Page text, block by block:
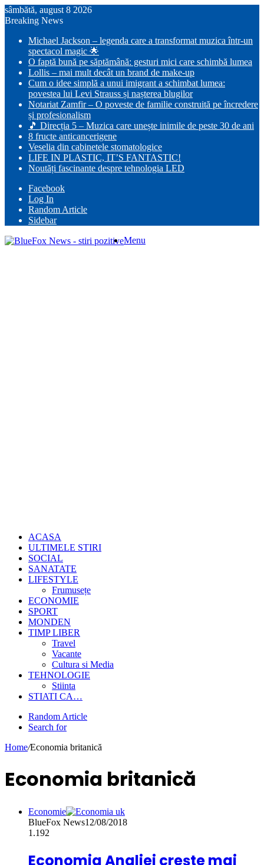
sâmbătă, august 8 2026
Breaking News
Michael Jackson – legenda care a transformat muzica într-un
spectacol magic 🌟
O faptă bună pe săptămână: gesturi mici care schimbă lumea
Lollis – mai mult decât un brand de make-up
Cum o idee simplă a unui imigrant a schimbat lumea:
povestea lui Levi Strauss și nașterea blugilor
Notariat Zamfir – O poveste de familie construită pe încredere
și profesionalism
🎵 Direcția 5 – Muzica care unește inimile de peste 30 de ani
8 fructe anticancerigene
Veselia din cabinetele stomatologice
LIFE IN PLASTIC, IT’S FANTASTIC!
Noutăți fascinante despre tehnologia LED
Facebook
Log In
Random Article
Sidebar
Menu
ACASA
ULTIMELE STIRI
SOCIAL
SANATATE
LIFESTYLE
Frumusețe
ECONOMIE
SPORT
MONDEN
TIMP LIBER
Travel
Vacante
Cultura si Media
TEHNOLOGIE
Stiinta
STIATI CA…
Random Article
Search for
Home/Economia britanică
Economia britanică
Economie
BlueFox News12/08/2018
1.192
Economia Angliei crește mai